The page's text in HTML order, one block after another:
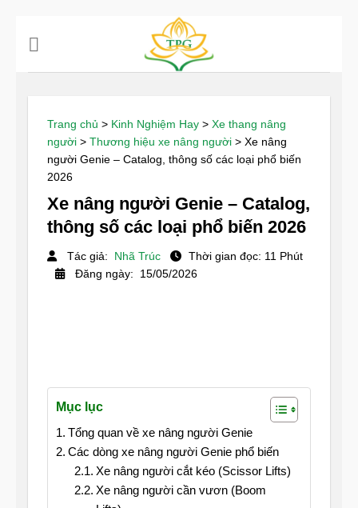
Trang chủ > Kinh Nghiệm Hay > Xe thang nâng
người > Thương hiệu xe nâng người > Xe nâng
người Genie – Catalog, thông số các loại phổ biến
2026
Xe nâng người Genie – Catalog,
thông số các loại phổ biến 2026
Tác giả: Nhã Trúc
Thời gian đọc: 11 Phút
Đăng ngày: 15/05/2026
Mục lục
Tổng quan về xe nâng người Genie
Các dòng xe nâng người Genie phổ biến
Xe nâng người cắt kéo (Scissor Lifts)
Xe nâng người cần vươn (Boom